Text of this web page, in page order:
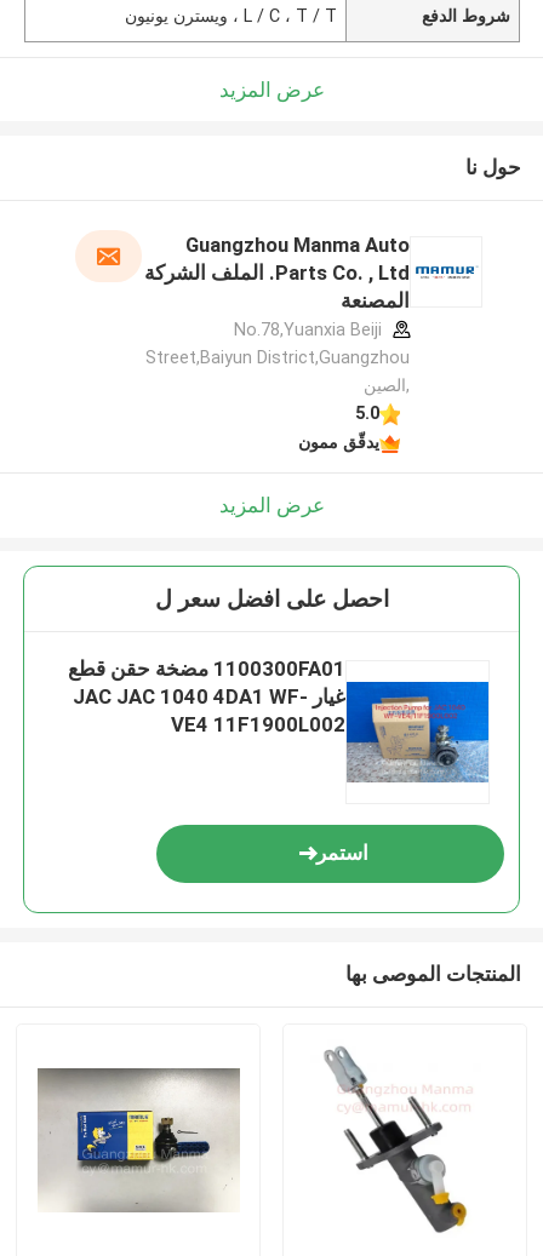
شروط الدفع L / C ، T / T ، ويسترن يونيون
عرض المزيد
حول نا
Guangzhou Manma Auto
Parts Co. , Ltd. الملف الشركة
المصنعة
No.78,Yuanxia Beiji
Street,Baiyun District,Guangzhou
,الصين
5.0
يدقّق ممون
عرض المزيد
احصل على افضل سعر ل
1100300FA01 مضخة حقن قطع
غيار JAC JAC 1040 4DA1 WF-
VE4 11F1900L002
استمر
المنتجات الموصى بها